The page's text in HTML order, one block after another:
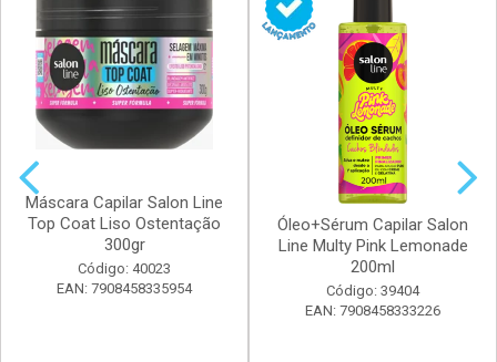
Máscara Capilar Salon Line
Top Coat Liso Ostentação
300gr
Código: 40023
EAN: 7908458335954
Óleo+Sérum Capilar Salon
Line Multy Pink Lemonade
200ml
Código: 39404
EAN: 7908458333226